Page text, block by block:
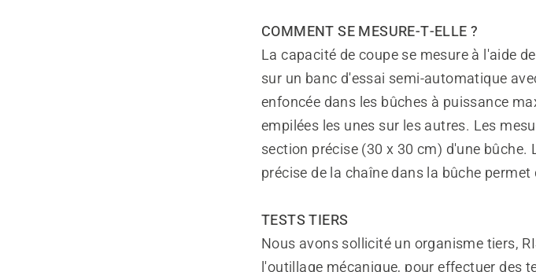
COMMENT SE MESURE-T-ELLE ?
La capacité de coupe se mesure à l'aide
sur un banc d'essai semi-automatique
enfoncée dans les bûches à puissance
empilées les unes sur les autres. Les
section précise (30 x 30 cm) d'une bûche.
précise de la chaîne dans la bûche
TESTS TIERS
Nous avons sollicité un organisme tiers,
l'outillage mécanique, pour effectuer des